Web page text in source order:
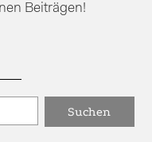
Beiträgen!